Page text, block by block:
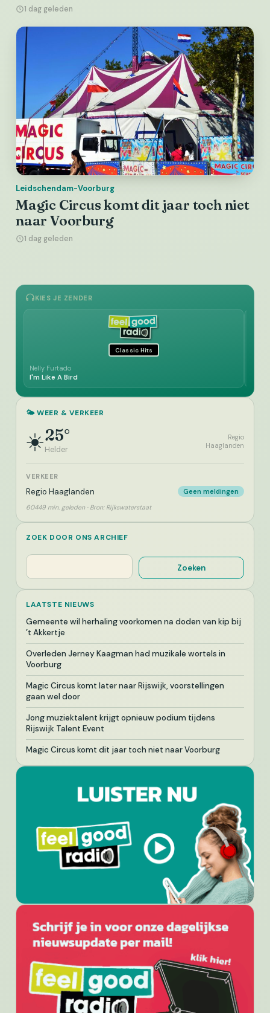
1 dag geleden
Leidschendam-Voorburg
Magic Circus komt dit jaar toch niet
naar Voorburg
1 dag geleden
KIES JE ZENDER
Classic Hits
Nelly Furtado
I'm Like A Bird
🌤️ WEER & VERKEER
☀️25°
Helder
Regio
Haaglanden
VERKEER
Regio Haaglanden Geen meldingen
60449 min. geleden · Bron: Rijkswaterstaat
ZOEK DOOR ONS ARCHIEF
Zoeken
Zoeken
LAATSTE NIEUWS
Gemeente wil herhaling voorkomen na doden van kip bij
’t Akkertje
Overleden Jerney Kaagman had muzikale wortels in
Voorburg
Magic Circus komt later naar Rijswijk, voorstellingen
gaan wel door
Jong muziektalent krijgt opnieuw podium tijdens
Rijswijk Talent Event
Magic Circus komt dit jaar toch niet naar Voorburg